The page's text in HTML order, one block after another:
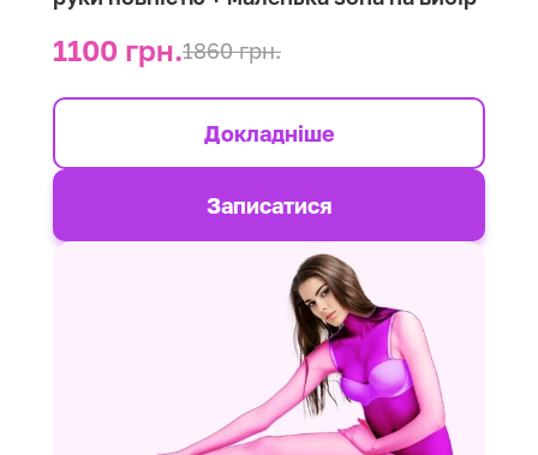
1100 грн.1860 грн.
Докладніше
Записатися